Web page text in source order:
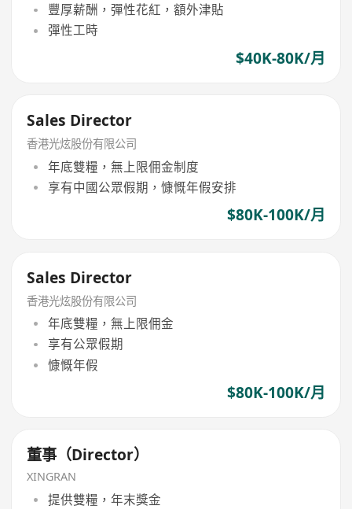
豐厚薪酬，彈性花紅，額外津貼
彈性工時
$40K-80K/月
Sales Director
香港光炫股份有限公司
年底雙糧，無上限佣金制度
享有中國公眾假期，慷慨年假安排
$80K-100K/月
Sales Director
香港光炫股份有限公司
年底雙糧，無上限佣金
享有公眾假期
慷慨年假
$80K-100K/月
董事（Director）
XINGRAN
提供雙糧，年末獎金